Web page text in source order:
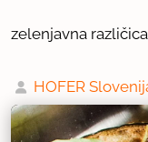
zelenjavna
HOFER